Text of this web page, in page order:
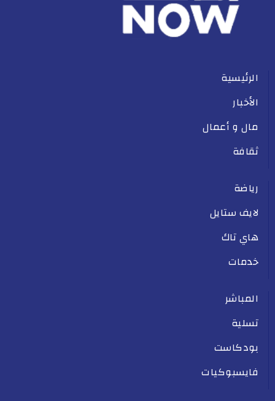
الرئيسية
الأخبار
مال و أعمال
ثقافة
رياضة
لايف ستايل
هاي تاك
خدمات
المباشر
تسلية
بودكاست
فايسبوكيات